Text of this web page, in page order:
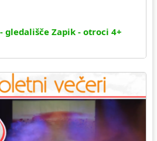
gledališče Zapik - otroci 4+